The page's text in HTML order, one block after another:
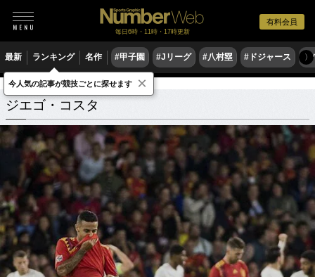
有料会員
毎日6時・11時・17時更新
最新 ランキング 名作 #甲子園 #Jリーグ #八村塁 #ドジャース #
〉
ジエゴ・コスタ 関連記事
ジエゴ・コスタ
今人気の記事が競技ごとに探せます ×